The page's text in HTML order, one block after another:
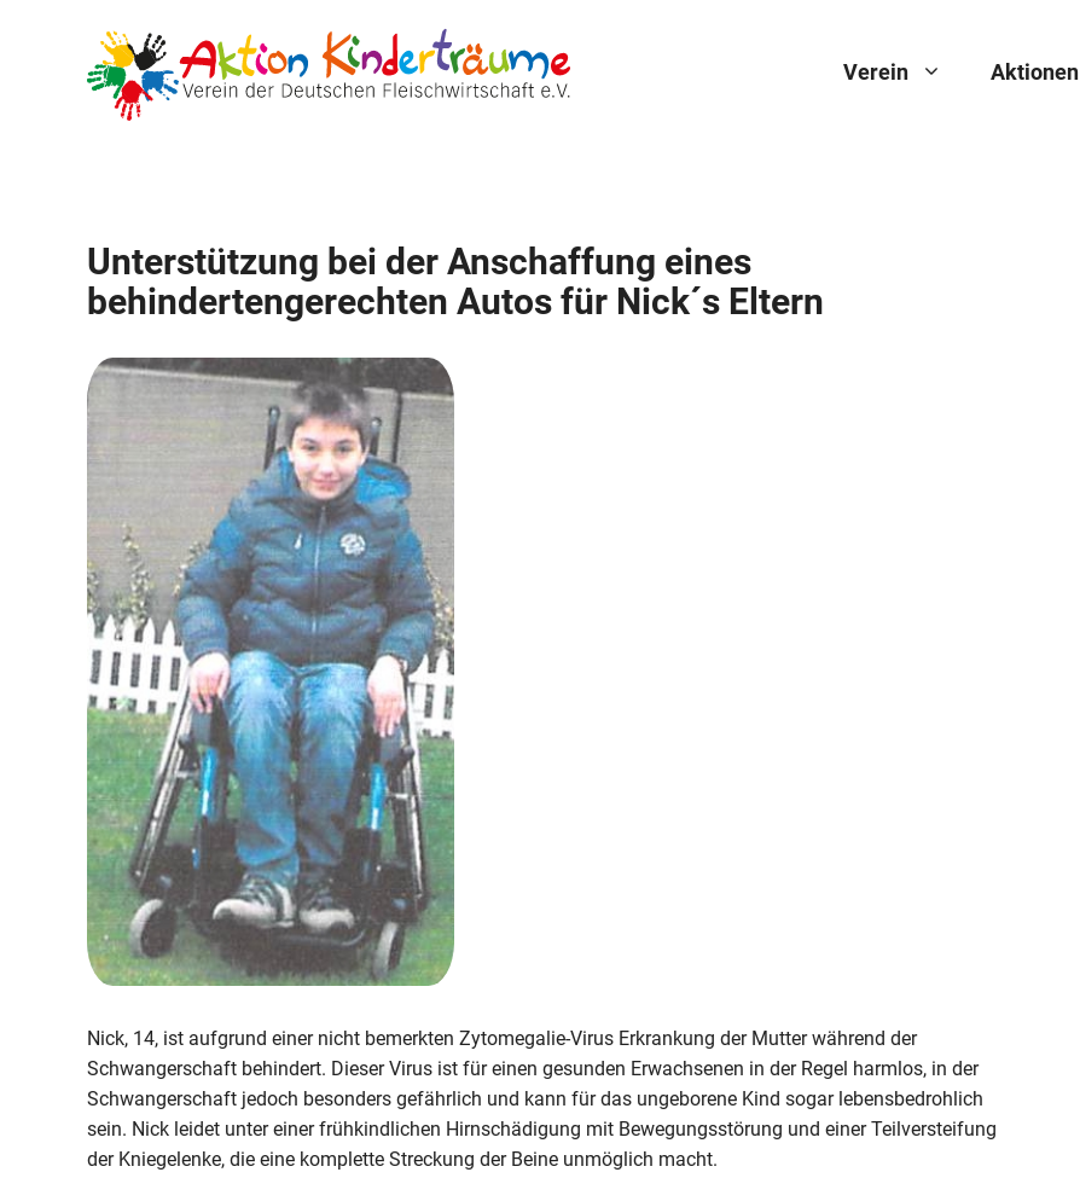
Verein Aktionen
Unterstützung bei der Anschaffung eines
behindertengerechten Autos für Nick´s Eltern
Nick, 14, ist aufgrund einer nicht bemerkten Zytomegalie-Virus Erkrankung der Mutter während der
Schwangerschaft behindert. Dieser Virus ist für einen gesunden Erwachsenen in der Regel harmlos, in der
Schwangerschaft jedoch besonders gefährlich und kann für das ungeborene Kind sogar lebensbedrohlich
sein. Nick leidet unter einer frühkindlichen Hirnschädigung mit Bewegungsstörung und einer Teilversteifung
der Kniegelenke, die eine komplette Streckung der Beine unmöglich macht.